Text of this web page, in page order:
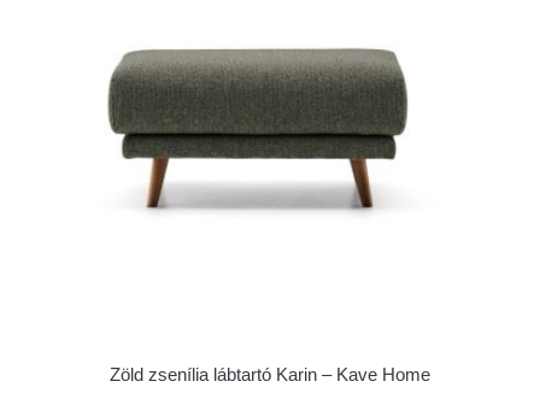
Zöld zsenília lábtartó Karin – Kave Home